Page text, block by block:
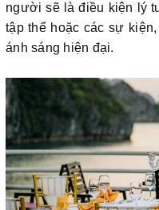
người sẽ là điều kiện lý
tập thể hoặc các sự
ánh sáng hiện đại.